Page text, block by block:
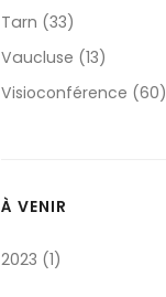
Tarn (33)
Vaucluse (13)
Visioconférence (60)
À VENIR
2023 (1)